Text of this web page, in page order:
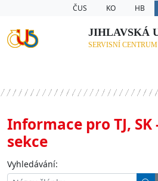
ČUS KO HB
JIHLAVSKÁ
SERVISNÍ
Informace pro TJ, SK
sekce
Vyhledávání: